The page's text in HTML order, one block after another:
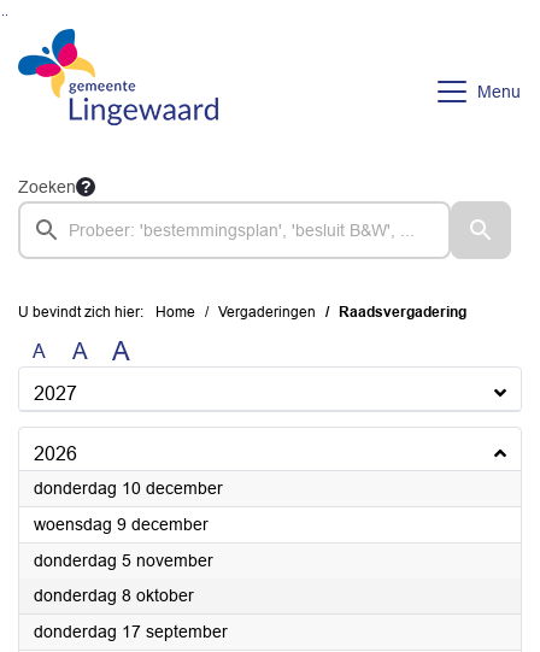
Ga naar de inhoud van deze pagina
Ga naar het zoeken
Ga naar het menu
Menu
Zoeken
U bevindt zich hier: Home Vergaderingen Raadsvergadering
A A A
2027
2026
donderdag 10 december2026
woensdag 9 december2026
donderdag 5 november2026
donderdag 8 oktober2026
donderdag 17 september2026